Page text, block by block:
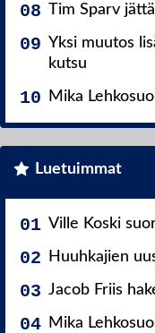
Tim Sparv
Yksi muutos
kutsu
Mika
Luetuimmat
Ville Koski
Huuhkajien
Jacob Friis
Mika